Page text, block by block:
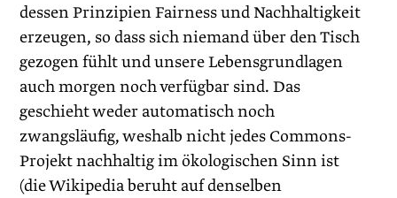
dessen Prinzipien Fairness und Nachhaltigkeit
erzeugen, so dass sich niemand über den Tisch
gezogen fühlt und unsere Lebensgrundlagen
auch morgen noch verfügbar sind. Das
geschieht weder automatisch noch
zwangsläufig, weshalb nicht jedes Commons-
Projekt nachhaltig im ökologischen Sinn ist
(die Wikipedia beruht auf denselben